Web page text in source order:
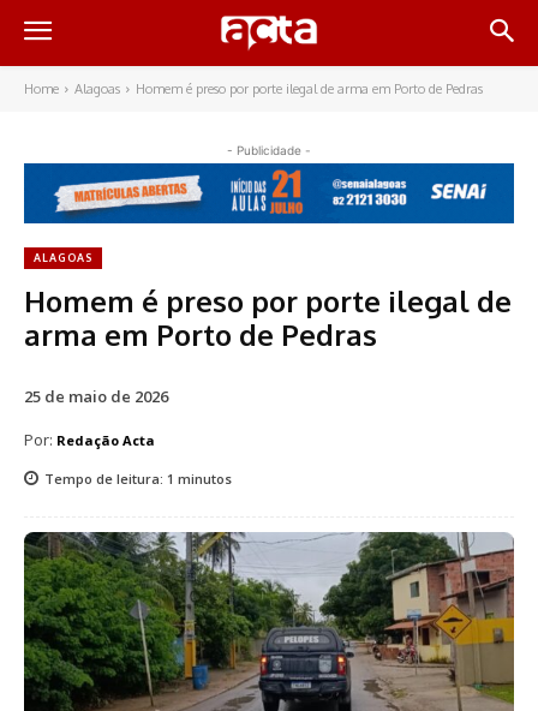
Home Alagoas Homem é preso por porte ilegal de arma em Porto de Pedras
- Publicidade -
ALAGOAS
Homem é preso por porte ilegal de
arma em Porto de Pedras
25 de maio de 2026
Por: Redação Acta
Tempo de leitura: 1 minutos